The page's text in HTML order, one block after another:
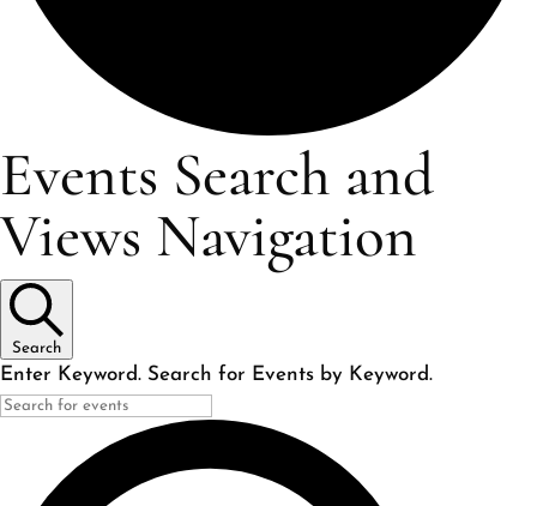
Events Search and
Views Navigation
Search
Enter Keyword. Search for Events by Keyword.